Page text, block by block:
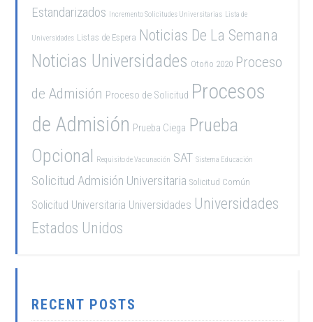
Estandarizados Incremento Solicitudes Universitarias Lista de
Universidades Listas de Espera Noticias De La Semana
Noticias Universidades Otoño 2020 Proceso
de Admisión Proceso de Solicitud Procesos
de Admisión Prueba Ciega Prueba
Opcional Requisito de Vacunación SAT Sistema Educación
Solicitud Admisión Universitaria Solicitud Común
Solicitud Universitaria Universidades Universidades
Estados Unidos
RECENT POSTS